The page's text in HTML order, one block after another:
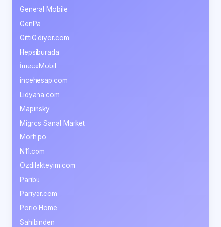
General Mobile
GenPa
GittiGidiyor.com
Hepsiburada
İmeceMobil
incehesap.com
Lidyana.com
Mapinsky
Migros Sanal Market
Morhipo
N11.com
Özdilekteyim.com
Paribu
Pariyer.com
Porio Home
Sahibinden